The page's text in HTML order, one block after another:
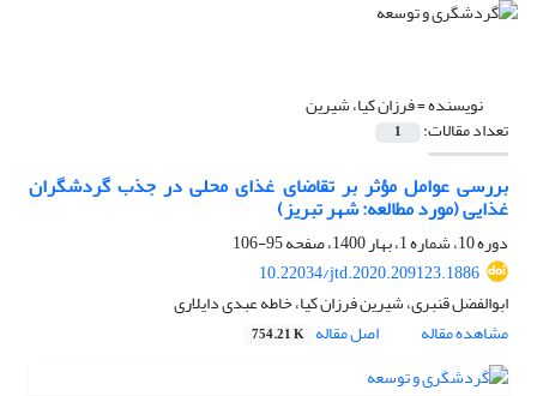
نویسنده =فرزان کیا، شیرین
تعداد مقالات: 1
بررسی عوامل مؤثر بر تقاضای غذای محلی در جذب گردشگران
غذایی (مورد مطالعه: شهر تبریز)
دوره 10، شماره 1، بهار 1400، صفحه
95-106
10.22034/jtd.2020.209123.1886
ابوالفضل قنبری، شیرین فرزان کیا، خاطه عبدی دایلاری
مشاهده مقاله
اصل مقاله 754.21 K